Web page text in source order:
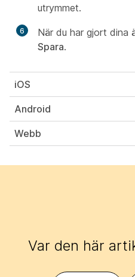
utrymmet.
6
När du har gjort dina
Spara.
iOS
Android
Webb
Var den här